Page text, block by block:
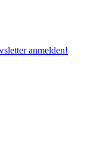
anmelden!